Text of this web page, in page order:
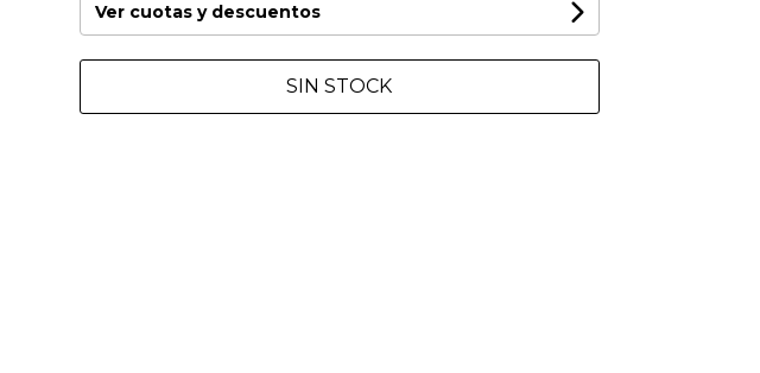
Ver cuotas y descuentos
SIN STOCK